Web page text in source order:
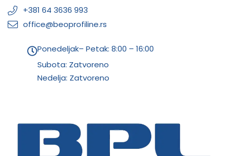
+381 64 3636 993
office@beoprofiline.rs
Ponedeljak– Petak: 8:00 – 16:00
Subota: Zatvoreno
Nedelja: Zatvoreno